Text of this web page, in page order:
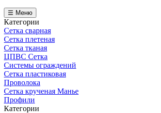
☰ Меню
Категории
Сетка сварная
Сетка плетеная
Сетка тканая
ЦПВС Сетка
Системы ограждений
Сетка пластиковая
Проволока
Сетка крученая Манье
Профили
Категории